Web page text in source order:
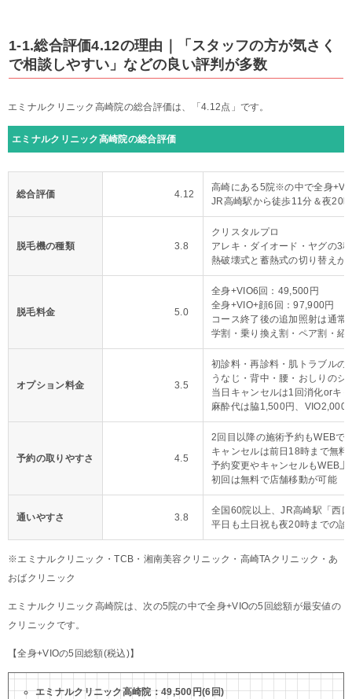
1-1.総合評価4.12の理由｜「スタッフの方が気さく
で相談しやすい」などの良い評判が多数
エミナルクリニック高崎院の総合評価は、「4.12点」です。
エミナルクリニック高崎院の総合評価
総合評価 4.12
高崎にある5院※の中で全身
JR高崎駅から徒歩11分＆夜20
脱毛機の種類 3.8
クリスタルプロ
アレキ・ダイオード・ヤグの3
熱破壊式と蓄熱式の切り替えが
脱毛料金 5.0
全身+VIO6回：49,500円
全身+VIO+顔6回：97,900円
コース終了後の追加照射は通常
学割・乗り換え割・ペア割・紹
オプション料金 3.5
初診料・再診料・肌トラブルの
うなじ・背中・腰・おしりのシ
当日キャンセルは1回消化orキ
麻酔代は脇1,500円、VIO2,000
予約の取りやすさ 4.5
2回目以降の施術予約もWEBで
キャンセルは前日18時まで無料
予約変更やキャンセルもWEB上
初回は無料で店舗移動が可能
通いやすさ 3.8
全国60院以上、JR高崎駅「西
平日も土日祝も夜20時までの診
※エミナルクリニック・TCB・湘南美容クリニック・高崎TAクリニック・あ
おばクリニック
エミナルクリニック高崎院は、次の5院の中で全身+VIOの5回総額が最安値の
クリニックです。
【全身+VIOの5回総額(税込)】
エミナルクリニック高崎院：49,500円(6回)